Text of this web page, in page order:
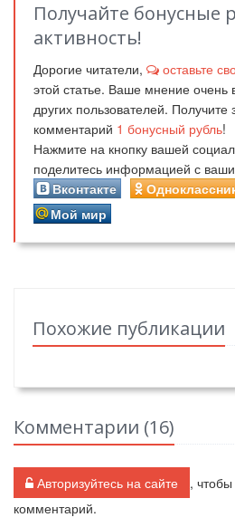
Получайте бонусные
активность!
Дорогие читатели, оставьте
этой статье. Ваше мнение очень
других пользователей. Получите
комментарий 1 бонусный рубль!
Нажмите на кнопку вашей
поделитесь информацией с
Вконтакте
Мой мир
Похожие публикации
Комментарии (16)
Авторизуйтесь на сайте
,
комментарий.